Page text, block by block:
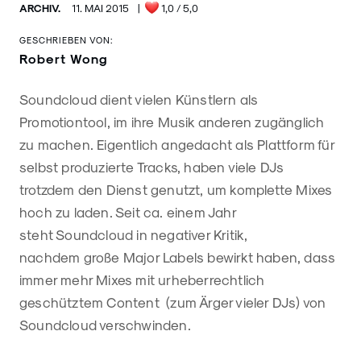
ARCHIV. 11. MAI 2015 | 1,0 / 5,0
GESCHRIEBEN VON:
Robert Wong
Soundcloud dient vielen Künstlern als
Promotiontool, im ihre Musik anderen zugänglich
zu machen. Eigentlich angedacht als Plattform für
selbst produzierte Tracks, haben viele DJs
trotzdem den Dienst genutzt, um komplette Mixes
hoch zu laden. Seit ca. einem Jahr
steht Soundcloud in negativer Kritik,
nachdem große Major Labels bewirkt haben, dass
immer mehr Mixes mit urheberrechtlich
geschütztem Content (zum Ärger vieler DJs) von
Soundcloud verschwinden.